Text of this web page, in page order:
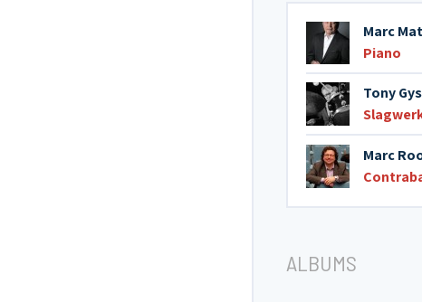
Marc
Piano
Tony
Marc
ALBUMS